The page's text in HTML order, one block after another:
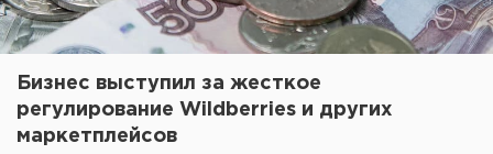
Бизнес выступил за жесткое
регулирование Wildberries и других
маркетплейсов